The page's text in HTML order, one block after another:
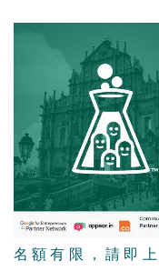
名額有限，請即上